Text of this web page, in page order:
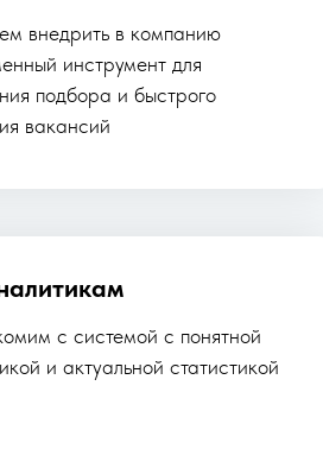
внедрить в компанию
инструмент для
подбора и быстрого
вакансий
с системой с понятной
и актуальной статистикой